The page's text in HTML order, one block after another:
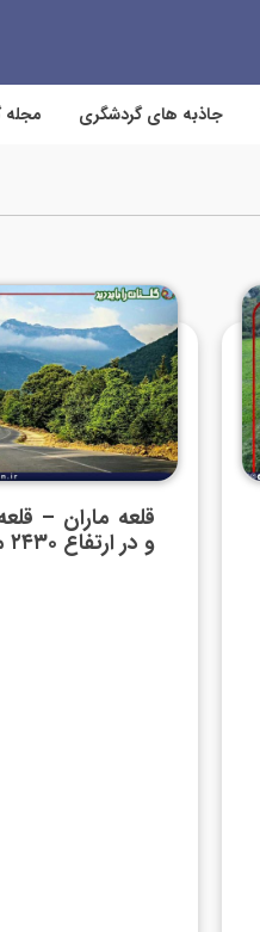
جاذبه های گردشگری مجله
قلعه ماران –
و در ارتفاع ۲۴۳۰ متری